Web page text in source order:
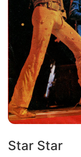
Star Star